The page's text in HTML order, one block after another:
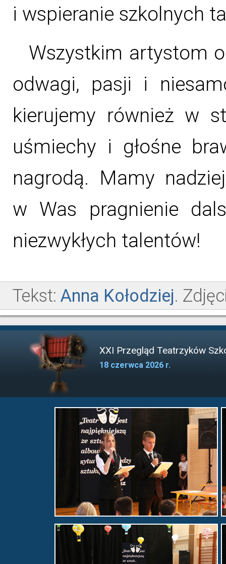
i wspieranie szkolnych
Wszystkim artystom
odwagi, pasji i
kierujemy również w
uśmiechy i głośne
nagrodą. Mamy
w Was pragnienie
niezwykłych talentów!
Tekst: Anna Kołodziej.
XXI Przegląd Teatrzyków
18 czerwca 2026 r.